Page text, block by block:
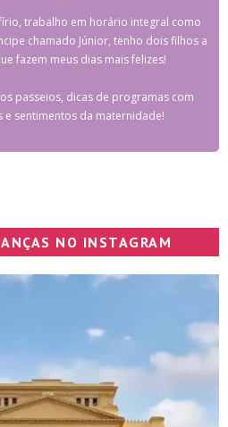
trabalho em horário integral como
chamado Júnior, tenho dois filhos a
fazem meus dias mais felizes!
passeios, dicas de programas com
e sentimentos da maternidade!
NO INSTAGRAM